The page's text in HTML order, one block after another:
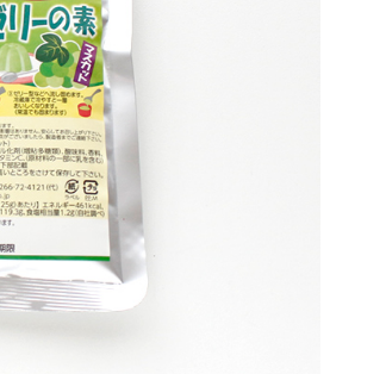
寒天を手軽に食べる
法人さま向け